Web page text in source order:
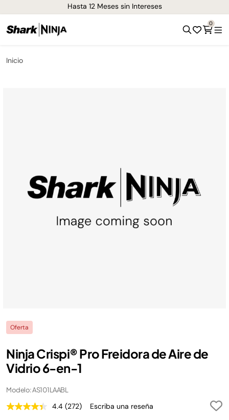
¡Envíos GRATIS de 1-3 días en todo el país!
0
Inicio
Oferta
Ninja Crispi® Pro Freidora de Aire de
Vidrio 6-en-1
Modelo: AS101LAABL
4.4 Lea
(272) Escriba una reseña